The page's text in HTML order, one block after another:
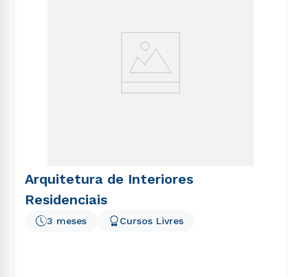
Arquitetura de Interiores
Residenciais
3 meses Cursos Livres